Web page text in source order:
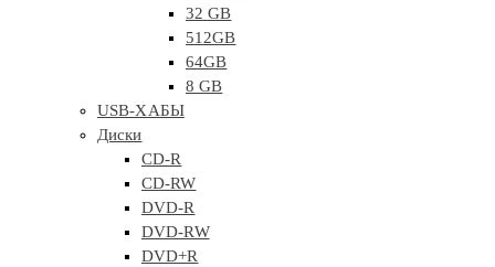
32 GB
512GB
64GB
8 GB
USB-ХАБЫ
Диски
CD-R
CD-RW
DVD-R
DVD-RW
DVD+R